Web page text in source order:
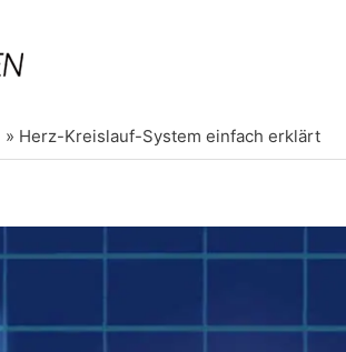
Herz-Kreislauf-System einfach erklärt